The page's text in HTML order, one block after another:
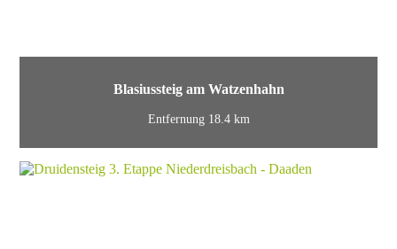
Blasiussteig am Watzenhahn
Entfernung 18.4 km